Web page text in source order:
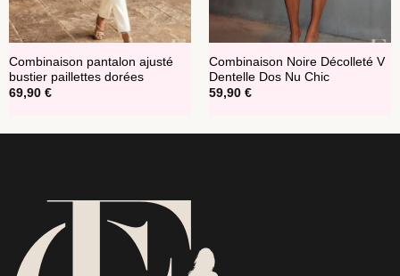
Combinaison pantalon ajusté
bustier paillettes dorées
69,90 €
Combinaison Noire Décolleté V
Dentelle Dos Nu Chic
59,90 €